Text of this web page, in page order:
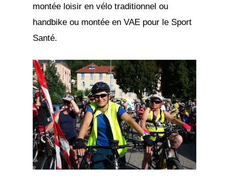
montée loisir en vélo traditionnel ou
handbike ou montée en VAE pour le Sport
Santé.